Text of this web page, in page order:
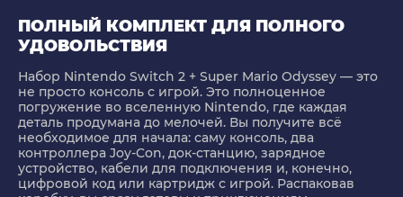
ПОЛНЫЙ КОМПЛЕКТ ДЛЯ ПОЛНОГО
УДОВОЛЬСТВИЯ
Набор Nintendo Switch 2 + Super Mario Odyssey — это
не просто консоль с игрой. Это полноценное
погружение во вселенную Nintendo, где каждая
деталь продумана до мелочей. Вы получите всё
необходимое для начала: саму консоль, два
контроллера Joy-Con, док-станцию, зарядное
устройство, кабели для подключения и, конечно,
цифровой код или картридж с игрой. Распаковав